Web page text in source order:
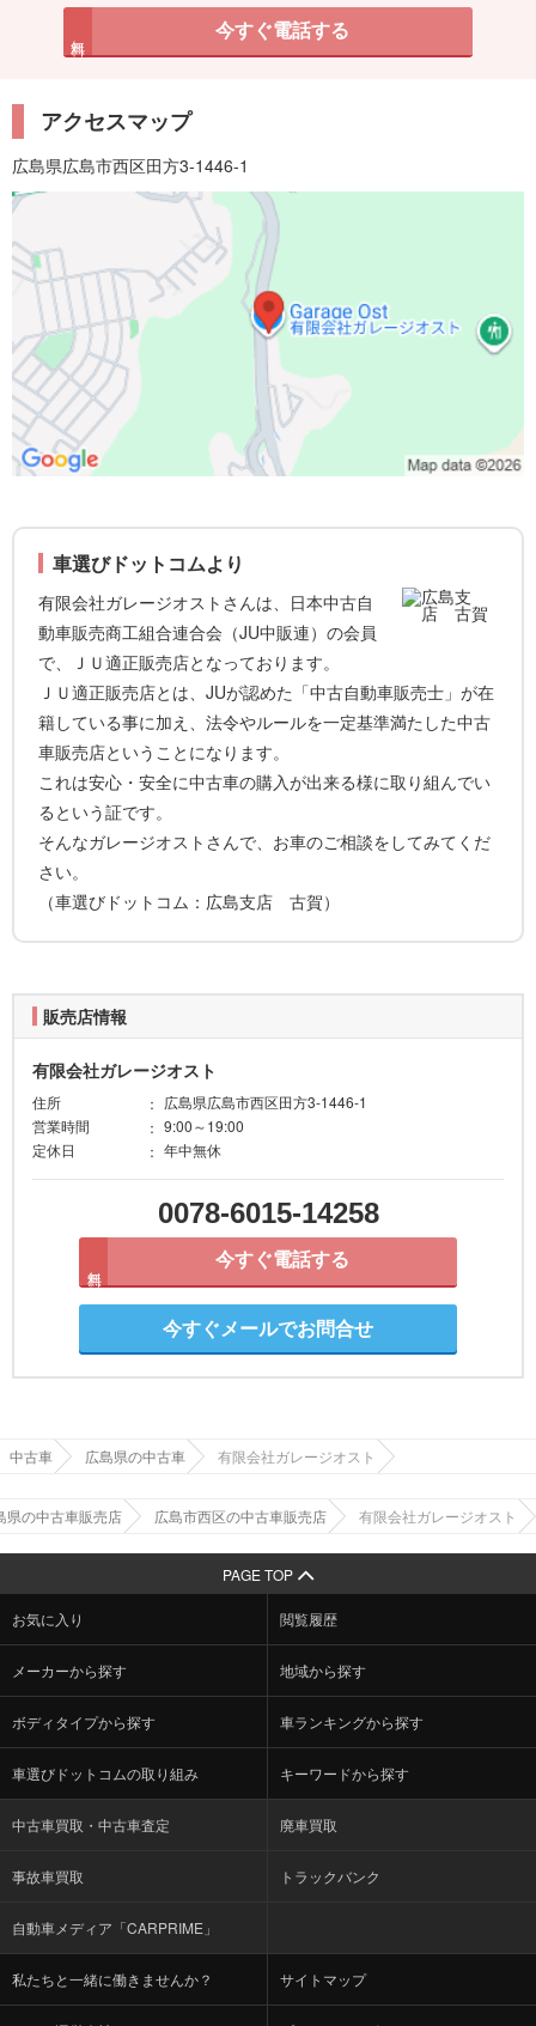
今すぐ電話する
アクセスマップ
広島県広島市西区田方3-1446-1
車選びドットコムより
有限会社ガレージオストさんは、日本中古自
動車販売商工組合連合会（JU中販連）の会員
で、ＪＵ適正販売店となっております。
ＪＵ適正販売店とは、JUが認めた「中古自動車販売士」が在
籍している事に加え、法令やルールを一定基準満たした中古
車販売店ということになります。
これは安心・安全に中古車の購入が出来る様に取り組んでい
るという証です。
そんなガレージオストさんで、お車のご相談をしてみてくだ
さい。
（車選びドットコム：広島支店 古賀）
販売店情報
有限会社ガレージオスト
住所
広島県広島市西区田方3-1446-1
営業時間
9:00～19:00
定休日
年中無休
0078-6015-14258
今すぐ電話する
今すぐメールでお問合せ
中古車 広島県の中古車 有限会社ガレージオスト
県の中古車販売店 広島市西区の中古車販売店 有限会社ガレージオスト
PAGE TOP
お気に入り 閲覧履歴
メーカーから探す 地域から探す
ボディタイプから探す 車ランキングから探す
車選びドットコムの取り組み キーワードから探す
中古車買取・中古車査定 廃車買取
事故車買取 トラックバンク
自動車メディア「CARPRIME」
私たちと一緒に働きませんか？ サイトマップ